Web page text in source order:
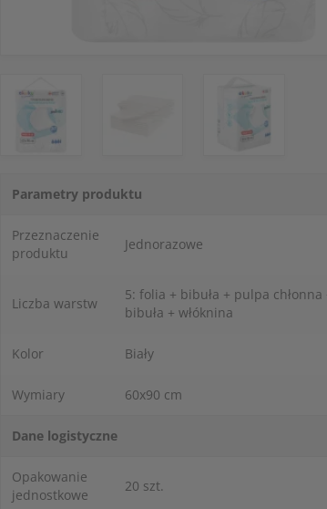
Parametry produktu
Przeznaczenie
produktu
Jednorazowe
Liczba warstw
5: folia + bibuła + pulpa chłonna
bibuła + włóknina
Kolor Biały
Wymiary 60x90 cm
Dane logistyczne
Opakowanie
jednostkowe
20 szt.